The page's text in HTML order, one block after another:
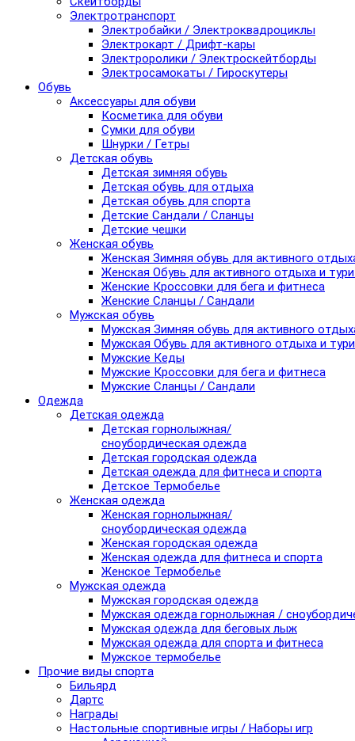
Электротранспорт
Электробайки / Электроквадроциклы
Электрокарт / Дрифт-кары
Электроролики / Электроскейтборды
Электросамокаты / Гироскутеры
Обувь
Аксессуары для обуви
Косметика для обуви
Сумки для обуви
Шнурки / Гетры
Детская обувь
Детская зимняя обувь
Детская обувь для отдыха
Детская обувь для спорта
Детские Сандали / Сланцы
Детские чешки
Женская обувь
Женская Зимняя обувь для активного
Женская Обувь для активного отдыха и
Женские Кроссовки для бега и фитнеса
Женские Сланцы / Сандали
Мужская обувь
Мужская Зимняя обувь для активного
Мужская Обувь для активного отдыха и
Мужские Кеды
Мужские Кроссовки для бега и фитнеса
Мужские Сланцы / Сандали
Одежда
Детская одежда
Детская горнолыжная/
сноубордическая одежда
Детская городская одежда
Детская одежда для фитнеса и спорта
Детское Термобелье
Женская одежда
Женская горнолыжная/
сноубордическая одежда
Женская городская одежда
Женская одежда для фитнеса и спорта
Женское Термобелье
Мужская одежда
Мужская городская одежда
Мужская одежда горнолыжная /
Мужская одежда для беговых лыж
Мужская одежда для спорта и фитнеса
Мужское термобелье
Прочие виды спорта
Бильярд
Дартс
Награды
Настольные спортивные игры / Наборы игр